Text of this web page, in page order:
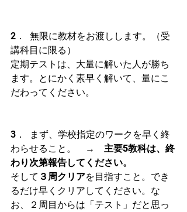
2．  無限に教材をお渡しします。（受
講科目に限る）
定期テストは、大量に解いた人が勝ち
ます。とにかく素早く解いて、量にこ
だわってください。
3．  まず、学校指定のワークを早く終
わらせること。　→ 主要5教科は、終
わり次第報告してください。
そして ３周クリアを目指すこと。でき
るだけ早くクリアしてください。な
お、２周目からは「テスト」だと思っ